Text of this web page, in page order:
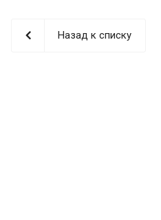
Назад к списку